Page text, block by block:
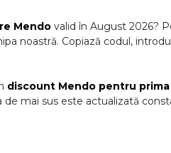
Mendo valid în August 2026?
noastră. Copiază codul,
discount Mendo pentru
de mai sus este actualizată